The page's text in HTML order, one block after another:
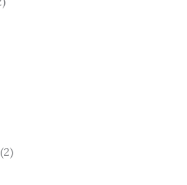
2